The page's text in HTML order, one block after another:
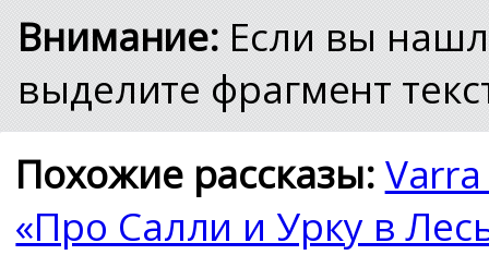
Внимание: Если вы
выделите фрагмент
Похожие рассказы:
«Про Салли и Урку в